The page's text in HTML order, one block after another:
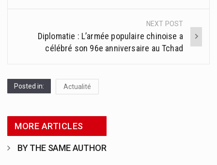
NEXT POST
Diplomatie : L’armée populaire chinoise a
célébré son 96e anniversaire au Tchad
Posted in: Actualité
MORE ARTICLES
BY THE SAME AUTHOR